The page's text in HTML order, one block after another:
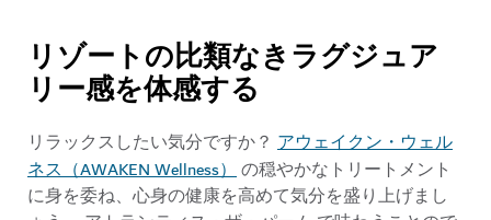
リゾートの比類なきラグジュア
リー感を体感する
リラックスしたい気分ですか？ アウェイクン・ウェル
ネス（AWAKEN Wellness）の穏やかなトリートメント
に身を委ね、心身の健康を高めて気分を盛り上げまし